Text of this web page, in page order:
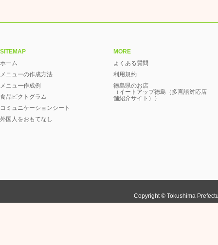
SITEMAP
ホーム
メニューの作成方法
メニュー作成例
食品ピクトグラム
コミュニケーションシート
外国人をおもてなし
MORE
よくある質問
利用規約
徳島県のお店
（イートアップ徳島（多言語対応店
舗紹介サイト））
Copyright © Tokushima